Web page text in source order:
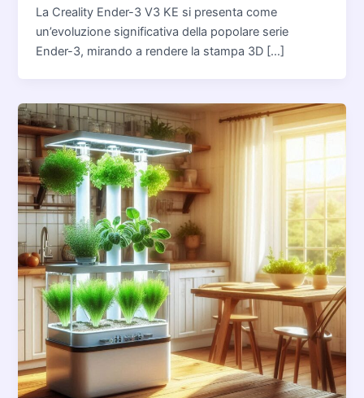
La Creality Ender-3 V3 KE si presenta come
un’evoluzione significativa della popolare serie
Ender-3, mirando a rendere la stampa 3D […]